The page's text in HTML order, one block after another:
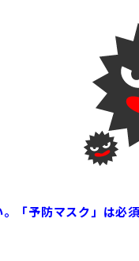
「予防マスク」は必須